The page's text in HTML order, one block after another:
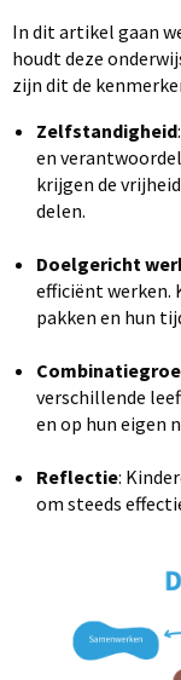
In dit artikel gaan
houdt deze
zijn dit de
Zelfstandigheid
en
krijgen de
delen.
Doelgericht
efficiënt werken.
pakken en hun
verschillende
en op hun eigen
Reflectie:
om steeds